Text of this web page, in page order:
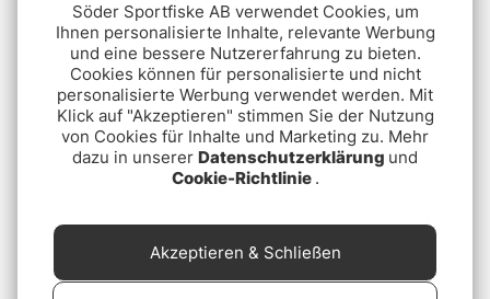
Söder Sportfiske AB verwendet Cookies, um
Ihnen personalisierte Inhalte, relevante Werbung
und eine bessere Nutzererfahrung zu bieten.
Cookies können für personalisierte und nicht
personalisierte Werbung verwendet werden. Mit
Klick auf "Akzeptieren" stimmen Sie der Nutzung
von Cookies für Inhalte und Marketing zu. Mehr
dazu in unserer Datenschutzerklärung und
Cookie-Richtlinie .
Akzeptieren & Schließen